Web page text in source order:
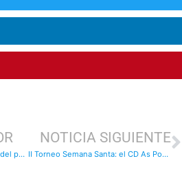
Resultados de la jornada antes del parón por Semana Santa
NOTICIA SIGUIENTE
II Torneo Semana Santa: el CD As Pontes se adjudicó el título en prebenjamines